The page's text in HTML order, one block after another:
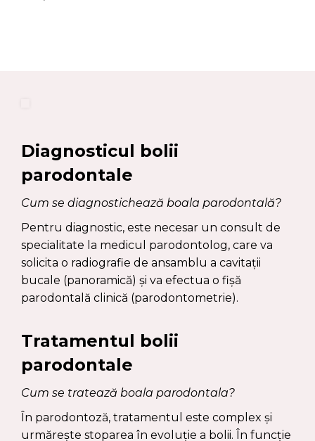
Diagnosticul bolii
parodontale
Cum se diagnostichează boala parodontală?
Pentru diagnostic, este necesar un consult de
specialitate la medicul parodontolog, care va
solicita o radiografie de ansamblu a cavitații
bucale (panoramică) și va efectua o fișă
parodontală clinică (parodontometrie).
Tratamentul bolii
parodontale
Cum se tratează boala parodontala?
În parodontoză, tratamentul este complex și
urmărește stoparea în evoluție a bolii. În funcție